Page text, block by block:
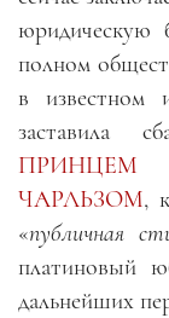
юридическую
полном
в известном
заставила
ЧАРЛЬЗОМ,
«публичная
платиновый
дальнейших